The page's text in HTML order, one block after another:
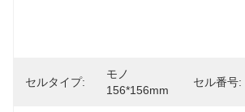
セルタイプ:
モノ
156*156mm
セル番号: